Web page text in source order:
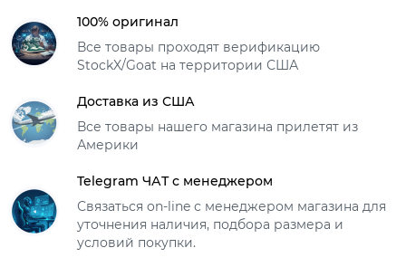
100% оригинал
Все товары проходят верификацию
StockX/Goat на территории США
Доставка из США
Все товары нашего магазина прилетят из
Америки
Telegram ЧАТ с менеджером
Связаться on-line с менеджером магазина для
уточнения наличия, подбора размера и
условий покупки.